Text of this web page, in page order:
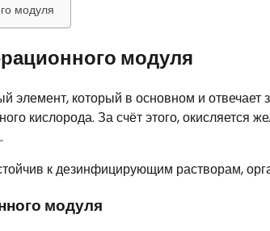
модуля
модуля
элемент, который в основном и отвечает
кислорода. За счёт этого, окисляется
к дезинфицирующим растворам,
модуля